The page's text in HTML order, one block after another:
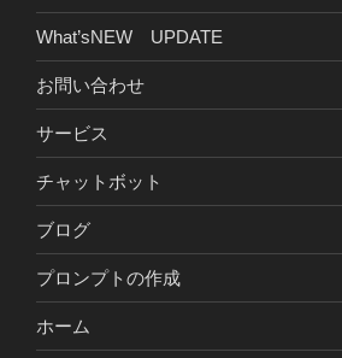
What’sNEW UPDATE
お問い合わせ
サービス
チャットボット
ブログ
プロンプトの作成
ホーム